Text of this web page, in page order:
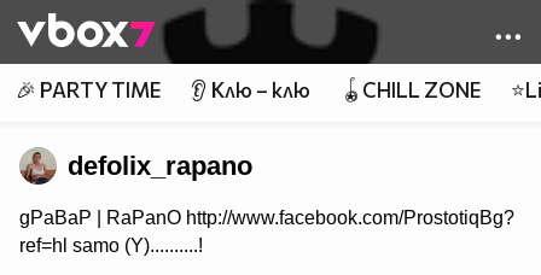
👾
🎉 PARTY TIME 👂 Клю – клю 🪀CHILL ZONE
defolix_rapano
gPaBaP | RaPanO http://www.facebook.com/ProstotiqBg?
ref=hl samo (Y)..........!